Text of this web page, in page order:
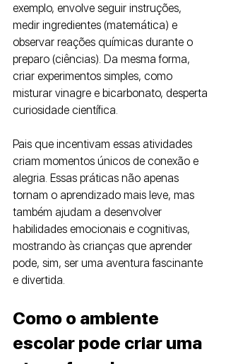
exemplo, envolve seguir instruções,
medir ingredientes (matemática) e
observar reações químicas durante o
preparo (ciências). Da mesma forma,
criar experimentos simples, como
misturar vinagre e bicarbonato, desperta
curiosidade científica.
Pais que incentivam essas atividades
criam momentos únicos de conexão e
alegria. Essas práticas não apenas
tornam o aprendizado mais leve, mas
também ajudam a desenvolver
habilidades emocionais e cognitivas,
mostrando às crianças que aprender
pode, sim, ser uma aventura fascinante
e divertida.
Como o ambiente
escolar pode criar uma